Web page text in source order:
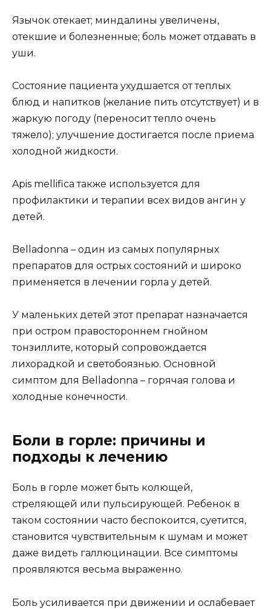
Язычок отекает; миндалины увеличены,
отекшие и болезненные; боль может отдавать в
уши.
Состояние пациента ухудшается от теплых
блюд и напитков (желание пить отсутствует) и в
жаркую погоду (переносит тепло очень
тяжело); улучшение достигается после приема
холодной жидкости.
Apis mellifica также используется для
профилактики и терапии всех видов ангин у
детей.
Belladonna – один из самых популярных
препаратов для острых состояний и широко
применяется в лечении горла у детей.
У маленьких детей этот препарат назначается
при остром правостороннем гнойном
тонзиллите, который сопровождается
лихорадкой и светобоязнью. Основной
симптом для Belladonna – горячая голова и
холодные конечности.
Боли в горле: причины и
подходы к лечению
Боль в горле может быть колющей,
стреляющей или пульсирующей. Ребенок в
таком состоянии часто беспокоится, суетится,
становится чувствительным к шумам и может
даже видеть галлюцинации. Все симптомы
проявляются весьма выраженно.
Боль усиливается при движении и ослабевает